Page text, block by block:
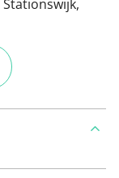
Stationswijk,